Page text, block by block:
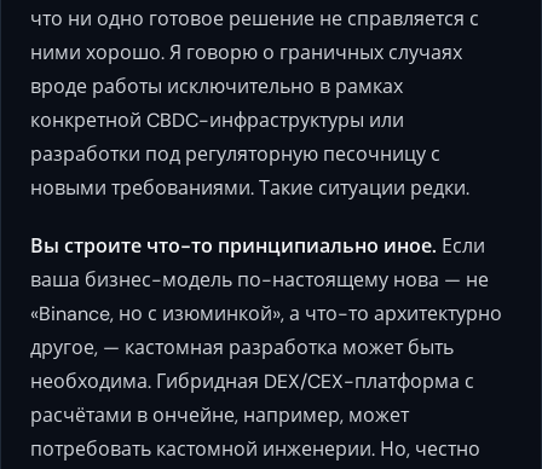
что ни одно готовое решение не справляется с
ними хорошо. Я говорю о граничных случаях
вроде работы исключительно в рамках
конкретной CBDC-инфраструктуры или
разработки под регуляторную песочницу с
новыми требованиями. Такие ситуации редки.
Вы строите что-то принципиально иное. Если
ваша бизнес-модель по-настоящему нова — не
«Binance, но с изюминкой», а что-то архитектурно
другое, — кастомная разработка может быть
необходима. Гибридная DEX/CEX-платформа с
расчётами в ончейне, например, может
потребовать кастомной инженерии. Но, честно